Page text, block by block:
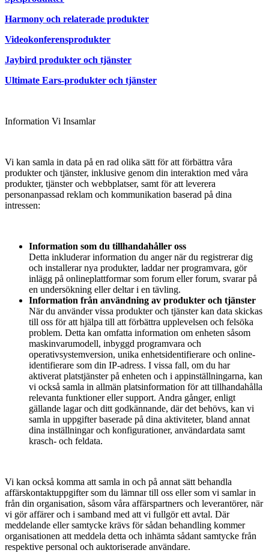
Harmony och relaterade produkter
Videokonferensprodukter
Jaybird produkter och tjänster
Ultimate Ears-produkter och tjänster
Information Vi Insamlar
Vi kan samla in data på en rad olika sätt för att förbättra våra
produkter och tjänster, inklusive genom din interaktion med våra
produkter, tjänster och webbplatser, samt för att leverera
personanpassad reklam och kommunikation baserad på dina
intressen:
Information som du tillhandahåller oss
Detta inkluderar information du anger när du registrerar dig
och installerar nya produkter, laddar ner programvara, gör
inlägg på onlineplattformar som forum eller forum, svarar på
en undersökning eller deltar i en tävling.
Information från användning av produkter och tjänster
När du använder vissa produkter och tjänster kan data skickas
till oss för att hjälpa till att förbättra upplevelsen och felsöka
problem. Detta kan omfatta information om enheten såsom
maskinvarumodell, inbyggd programvara och
operativsystemversion, unika enhetsidentifierare och online-
identifierare som din IP-adress. I vissa fall, om du har
aktiverat platstjänster på enheten och i appinställningarna, kan
vi också samla in allmän platsinformation för att tillhandahålla
relevanta funktioner eller support. Andra gånger, enligt
gällande lagar och ditt godkännande, där det behövs, kan vi
samla in uppgifter baserade på dina aktiviteter, bland annat
dina inställningar och konfigurationer, användardata samt
krasch- och feldata.
Vi kan också komma att samla in och på annat sätt behandla
affärskontaktuppgifter som du lämnar till oss eller som vi samlar in
från din organisation, såsom våra affärspartners och leverantörer, när
vi gör affärer och i samband med att vi fullgör ett avtal. Där
meddelande eller samtycke krävs för sådan behandling kommer
organisationen att meddela detta och inhämta sådant samtycke från
respektive personal och auktoriserade användare.